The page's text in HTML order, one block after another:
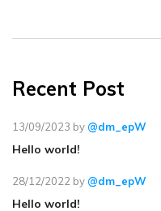
Recent Post
13/09/2023 by @dm_epW
Hello world!
28/12/2022 by @dm_epW
Hello world!